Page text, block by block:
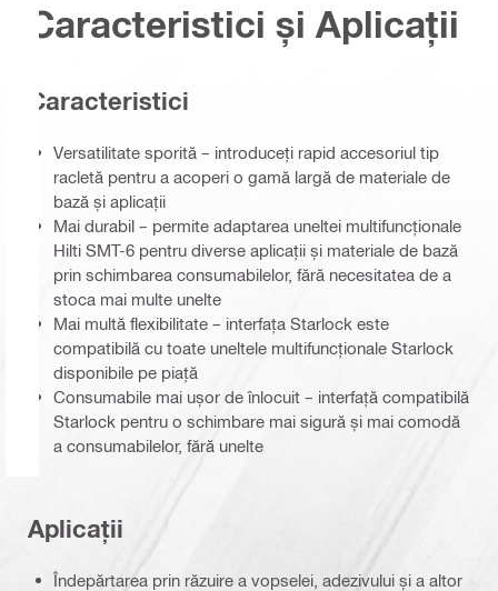
Caracteristici și Aplicații
Caracteristici
Versatilitate sporită – introduceți rapid accesoriul tip
racletă pentru a acoperi o gamă largă de materiale de
bază și aplicații
Mai durabil – permite adaptarea uneltei multifuncționale
Hilti SMT-6 pentru diverse aplicații și materiale de bază
prin schimbarea consumabilelor, fără necesitatea de a
stoca mai multe unelte
Mai multă flexibilitate – interfața Starlock este
compatibilă cu toate uneltele multifuncționale Starlock
disponibile pe piață
Consumabile mai ușor de înlocuit – interfață compatibilă
Starlock pentru o schimbare mai sigură și mai comodă
a consumabilelor, fără unelte
Aplicații
Îndepărtarea prin răzuire a vopselei, adezivului și a altor